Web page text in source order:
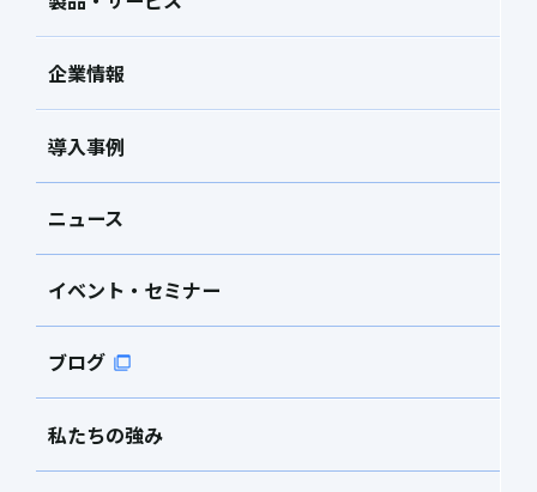
企業情報
導入事例
ニュース
イベント・セミナー
ブログ
私たちの強み